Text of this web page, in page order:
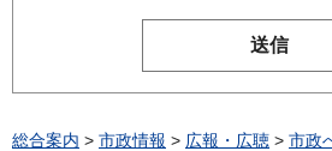
総合案内 > 市政情報 > 広報・広聴 > 市政